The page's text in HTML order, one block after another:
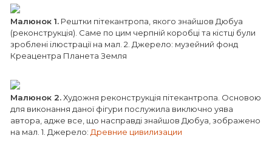
Малюнок 1. Рештки пітекантропа, якого знайшов Дюбуа
(реконструкція). Саме по цим черпній коробці та кістці були
зроблені ілюстрації на мал. 2. Джерело: музейний фонд
Креацентра Планета Земля
Малюнок 2.Художня реконструкція пітекантропа. Основою
для виконання даної фігури послужила виключно уява
автора, адже все, що насправді знайшов Дюбуа, зображено
на мал. 1. Джерело: Древние цивилизации